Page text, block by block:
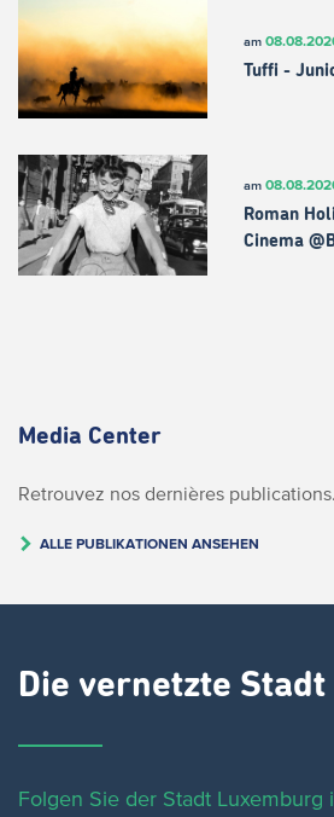
am
Tuffi -
am
Roman
Cinema
Media Center
Retrouvez nos dernières publications.
ALLE PUBLIKATIONEN ANSEHEN
Die vernetzte Stadt
Folgen Sie der Stadt Luxemburg